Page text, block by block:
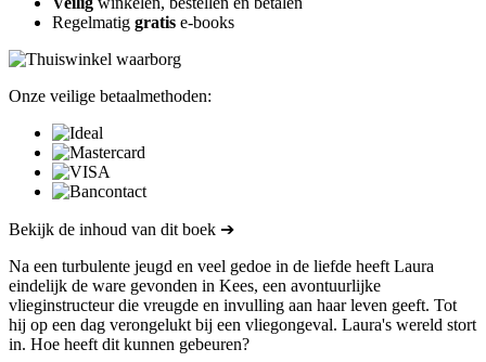
Regelmatig gratis e-books
Onze veilige betaalmethoden:
Bekijk de inhoud van dit boek ➔
Na een turbulente jeugd en veel gedoe in de liefde heeft Laura
eindelijk de ware gevonden in Kees, een avontuurlijke
vlieginstructeur die vreugde en invulling aan haar leven geeft. Tot
hij op een dag verongelukt bij een vliegongeval. Laura's wereld stort
in. Hoe heeft dit kunnen gebeuren?